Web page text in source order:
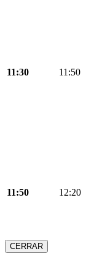
11:30 11:50
11:50 12:20
CERRAR